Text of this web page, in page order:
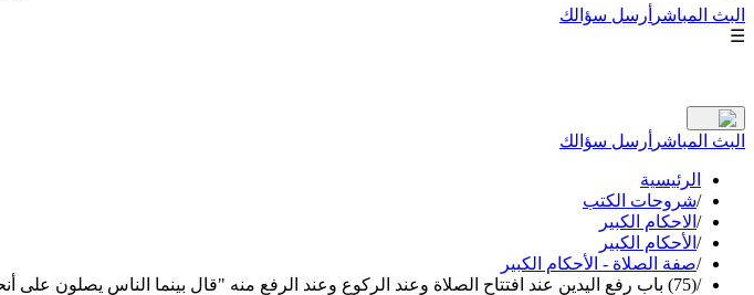
البث المباشر أرسل سؤالك
☰
البث المباشر أرسل سؤالك
الرئيسية
/شروحات الكتب
/ الاحكام الكبير
/ الأحكام الكبير
/صفة الصلاة - الأحكام الكبير
/
(75) باب رفع اليدين عند افتتاح الصلاة وعند الركوع وعند الرفع منه "قال بينما الناس